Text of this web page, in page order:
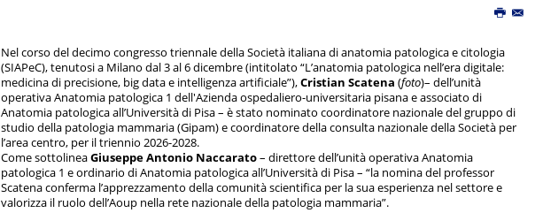
Nel corso del decimo congresso triennale della Società italiana di anatomia patologica e citologia
(SIAPeC), tenutosi a Milano dal 3 al 6 dicembre (intitolato “L’anatomia patologica nell’era digitale:
medicina di precisione, big data e intelligenza artificiale”),Cristian Scatena (foto)– dell’unità
operativa Anatomia patologica 1 dell'Azienda ospedaliero-universitaria pisana e associato di
Anatomia patologica all’Università di Pisa – è stato nominato coordinatore nazionale del gruppo di
studio della patologia mammaria (Gipam) e coordinatore della consulta nazionale della Società per
l’area centro, per il triennio 2026-2028.
Come sottolineaGiuseppe Antonio Naccarato– direttore dell’unità operativa Anatomia
patologica 1 e ordinario di Anatomia patologica all’Università di Pisa – “la nomina del professor
Scatena conferma l’apprezzamento della comunità scientifica per la sua esperienza nel settore e
valorizza il ruolo dell’Aoup nella rete nazionale della patologia mammaria”.